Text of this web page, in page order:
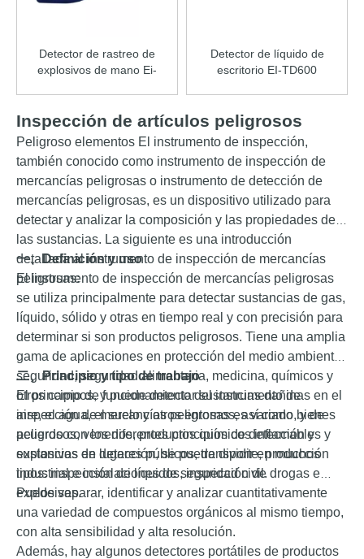
Detector de rastreo de
explosivos de mano Ei-
Detector de líquido de
escritorio EI-TD600
Inspección de artículos peligrosos
Peligroso elementos El instrumento de inspección,
también conocido como instrumento de inspección de
mercancías peligrosas o instrumento de detección de
mercancías peligrosas, es un dispositivo utilizado para
detectar y analizar la composición y las propiedades de
las sustancias. La siguiente es una introducción
detallada al instrumento de inspección de mercancías
peligrosas:
一、 Definición y uso
El instrumento de inspección de mercancías peligrosas
se utiliza principalmente para detectar sustancias de gas,
líquido, sólido y otras en tiempo real y con precisión para
determinar si son productos peligrosos. Tiene una amplia
gama de aplicaciones en protección del medio ambiente,
seguridad, seguridad alimentaria, medicina, químicos y
otros campos, y puede detectar sustancias dañinas en el
aire, el agua, el suelo y otros entornos, así como bienes
peligrosos, venenos, productos químicos inflamables y
explosivos en lugares públicos, transporte, producción
industrial e instalaciones de seguridad civil.
二、Principio y tipo de trabajo
El principio de funcionamiento del instrumento de
inspección de mercancías peligrosas es variado, y de
acuerdo con los diferentes principios de detección y
sustancias de detección, se puede dividir en muchos
tipos: inspección de líquidos, inspección de drogas e
explosivas.
Puede separar, identificar y analizar cuantitativamente
una variedad de compuestos orgánicos al mismo tiempo,
con alta sensibilidad y alta resolución.
Además, hay algunos detectores portátiles de productos